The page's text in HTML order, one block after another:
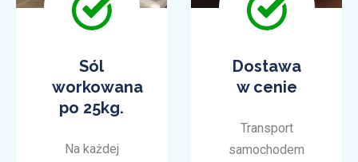
Sól
workowana
po 25kg.
Na każdej
Dostawa
w cenie
Transport
samochodem